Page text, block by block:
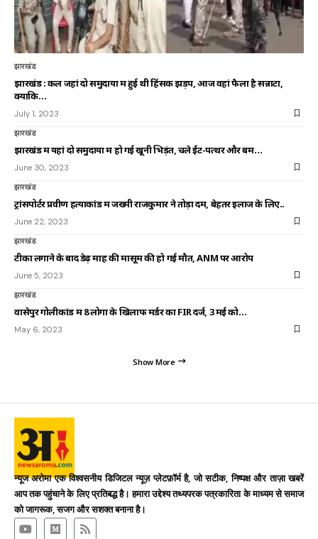
झारखंड
झारखंड : कल जहां दो समुदायों में हुई थी हिंसक झड़प, आज वहां फैला है सन्नाटा,
क्योंकि…
July 1, 2023
झारखंड
झारखंड में यहां दो समुदायों में हो गई खूनी भिड़ंत, चले ईंट-पत्थर और बम…
June 30, 2023
झारखंड
ट्रांसपोर्टर प्रवीण हत्याकांड में जख्मी राजकुमार ने तोड़ा दम, बेहतर इलाज के लिए..
June 22, 2023
झारखंड
टीका लगाने के बाद डेढ़ माह की मासूम की हो गई मौत, ANM पर आरोप
June 5, 2023
झारखंड
वासेपुर गोलीकांड में 8 लोगों के खिलाफ मर्डर का FIR दर्ज, 3 मई को…
May 6, 2023
Show More
न्यूज अरोमा एक विश्वसनीय डिजिटल न्यूज़ प्लेटफ़ॉर्म है, जो सटीक, निष्पक्ष और ताज़ा खबरें
आप तक पहुंचाने के लिए प्रतिबद्ध है। हमारा उद्देश्य तथ्यपरक पत्रकारिता के माध्यम से समाज
को जागरूक, सजग और सशक्त बनाना है।